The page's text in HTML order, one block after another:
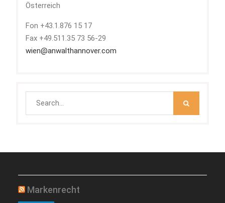
Österreich
Fon +43.1.876 15 17
Fax +49.511.35 73 56-29
wien@anwalthannover.com
Markenrecht